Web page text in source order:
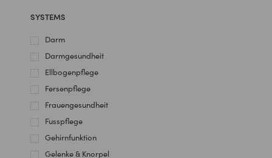
SYSTEMS
Darm
Darmgesundheit
Ellbogenpflege
Fersenpflege
Frauengesundheit
Fusspflege
Gehirnfunktion
Gelenke & Knorpel